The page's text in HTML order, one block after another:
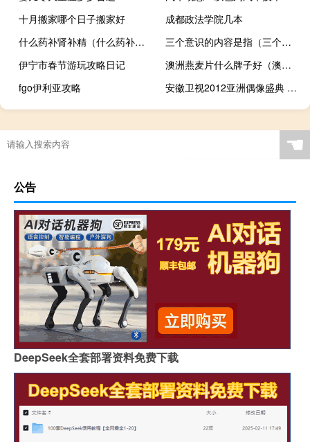
十月搬家哪个日子搬家好
成都政法学院几本
什么药补肾补精（什么药补肾）
三个意识的内容是指（三个意识的内容）
伊宁市春节游玩攻略日记
澳洲燕麦片什么牌子好（澳洲燕麦片哪个牌子好）
fgo伊利亚攻略
安徽卫视2012亚洲偶像盛典 关于安徽卫视2012亚洲偶像盛典的介绍
☚
公告
DeepSeek全套部署资料免费下载